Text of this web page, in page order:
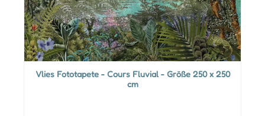
Vlies Fototapete - Cours Fluvial - Größe 250 x 250
cm